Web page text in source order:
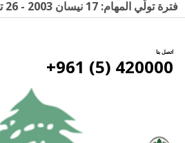
فترة تولّي المهام: 17 نيسان 2003 - 26 تشرين الأول 2004
اتصل بنا
420000 (5) 961+